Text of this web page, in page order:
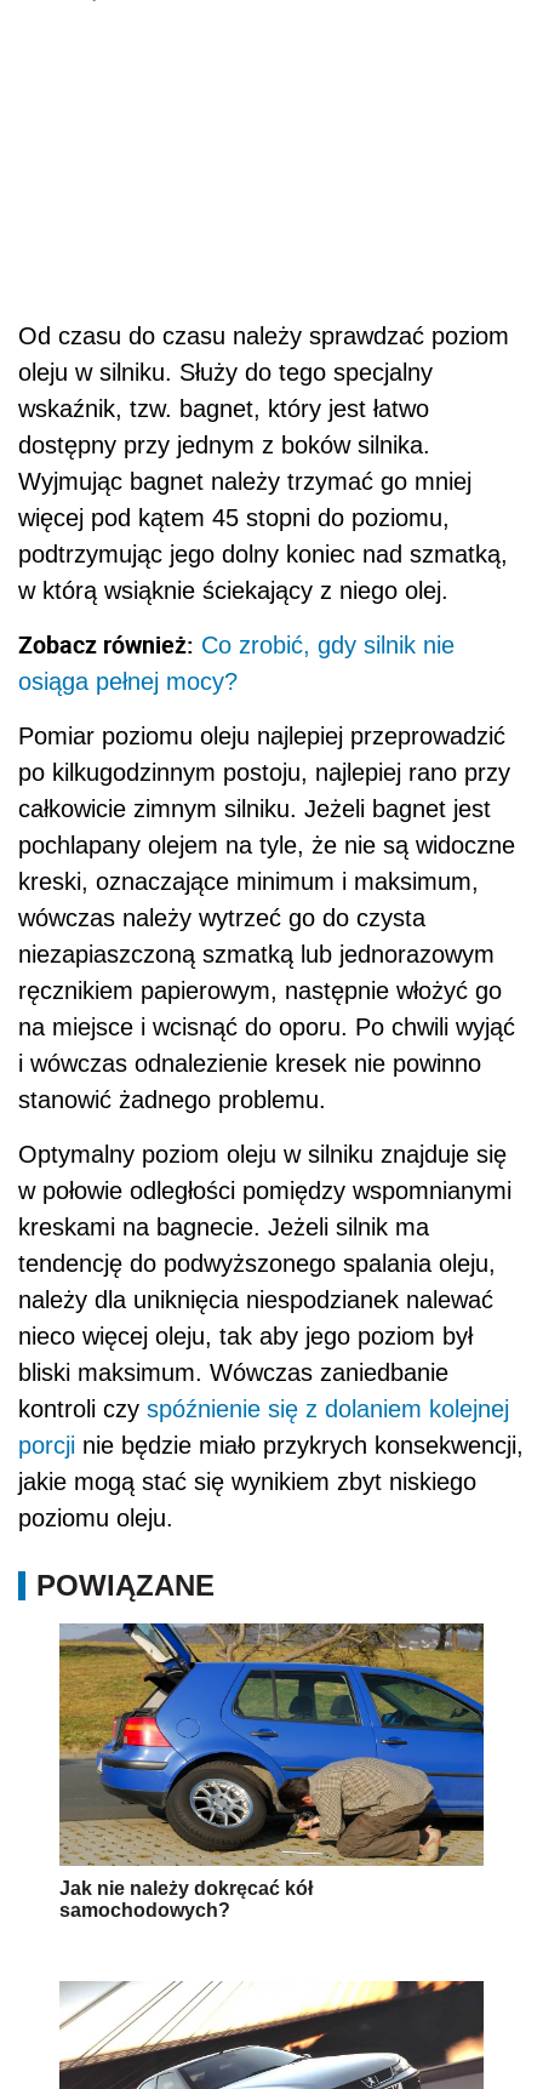
Od czasu do czasu należy sprawdzać poziom
oleju w silniku. Służy do tego specjalny
wskaźnik, tzw. bagnet, który jest łatwo
dostępny przy jednym z boków silnika.
Wyjmując bagnet należy trzymać go mniej
więcej pod kątem 45 stopni do poziomu,
podtrzymując jego dolny koniec nad szmatką,
w którą wsiąknie ściekający z niego olej.
Zobacz również: Co zrobić, gdy silnik nie
osiąga pełnej mocy?
Pomiar poziomu oleju najlepiej przeprowadzić
po kilkugodzinnym postoju, najlepiej rano przy
całkowicie zimnym silniku. Jeżeli bagnet jest
pochlapany olejem na tyle, że nie są widoczne
kreski, oznaczające minimum i maksimum,
wówczas należy wytrzeć go do czysta
niezapiaszczoną szmatką lub jednorazowym
ręcznikiem papierowym, następnie włożyć go
na miejsce i wcisnąć do oporu. Po chwili wyjąć
i wówczas odnalezienie kresek nie powinno
stanowić żadnego problemu.
Optymalny poziom oleju w silniku znajduje się
w połowie odległości pomiędzy wspomnianymi
kreskami na bagnecie. Jeżeli silnik ma
tendencję do podwyższonego spalania oleju,
należy dla uniknięcia niespodzianek nalewać
nieco więcej oleju, tak aby jego poziom był
bliski maksimum. Wówczas zaniedbanie
kontroli czy spóźnienie się z dolaniem kolejnej
porcji nie będzie miało przykrych konsekwencji,
jakie mogą stać się wynikiem zbyt niskiego
poziomu oleju.
POWIĄZANE
Jak nie należy dokręcać kół
samochodowych?